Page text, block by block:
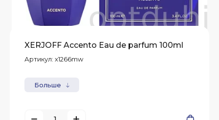
XERJOFF Accento Eau de parfum 100ml
Артикул: x1266mw
Больше